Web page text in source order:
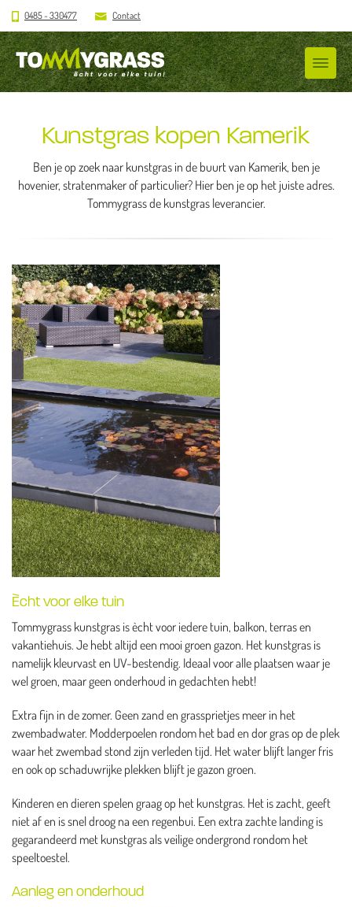
0485 - 330477 Contact
Kunstgras kopen Kamerik
Ben je op zoek naar kunstgras in de buurt van Kamerik, ben je
hovenier, stratenmaker of particulier? Hier ben je op het juiste adres.
Tommygrass de kunstgras leverancier.
Ècht voor elke tuin
Tommygrass kunstgras is ècht voor iedere tuin, balkon, terras en
vakantiehuis. Je hebt altijd een mooi groen gazon. Het kunstgras is
namelijk kleurvast en UV-bestendig. Ideaal voor alle plaatsen waar je
wel groen, maar geen onderhoud in gedachten hebt!
Extra fijn in de zomer. Geen zand en grassprietjes meer in het
zwembadwater. Modderpoelen rondom het bad en dor gras op de plek
waar het zwembad stond zijn verleden tijd. Het water blijft langer fris
en ook op schaduwrijke plekken blijft je gazon groen.
Kinderen en dieren spelen graag op het kunstgras. Het is zacht, geeft
niet af en is snel droog na een regenbui. Een extra zachte landing is
gegarandeerd met kunstgras als veilige ondergrond rondom het
speeltoestel.
Aanleg en onderhoud